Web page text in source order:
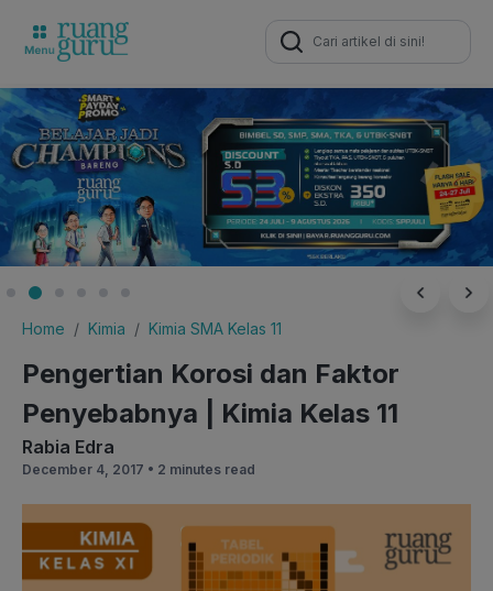
Search
for:
Home Kimia Kimia SMA Kelas 11
Pengertian Korosi dan Faktor
Penyebabnya | Kimia Kelas 11
Rabia Edra
December 4, 2017 • 2 minutes read